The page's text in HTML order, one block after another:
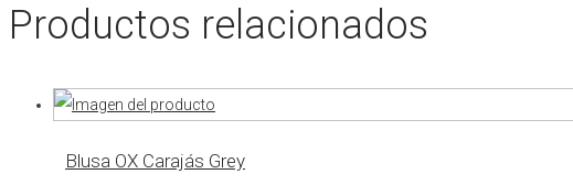
Productos relacionados
Blusa OX Carajás Grey